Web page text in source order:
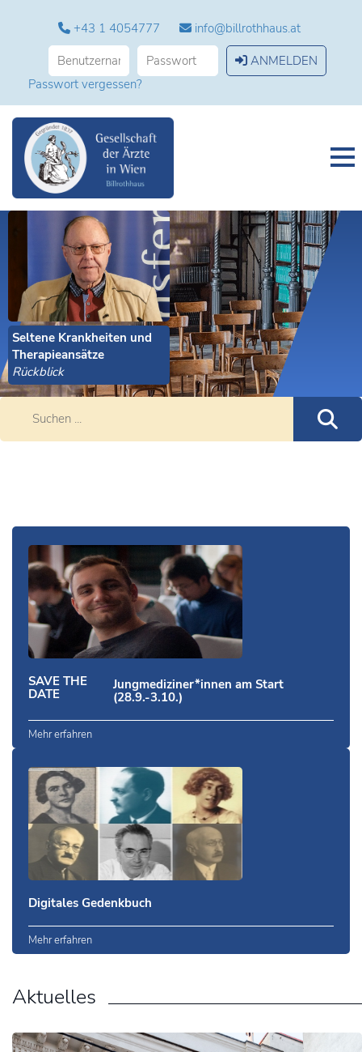
+43 1 4054777
info@billrothhaus.at
ANMELDEN
Passwort vergessen?
Seltene Krankheiten und
Therapieansätze
Rückblick
SAVE THE
DATE
Jungmediziner*innen am Start
(28.9.-3.10.)
Mehr erfahren
Digitales Gedenkbuch
Mehr erfahren
Aktuelles